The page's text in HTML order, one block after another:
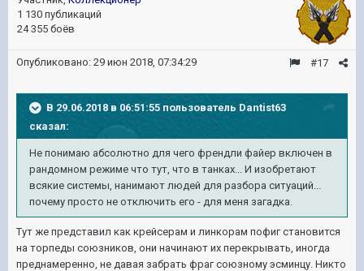
1 130 публикаций
24 355 боёв
#17
Опубликовано: 29 июн 2018, 07:34:29
В 29.06.2018 в 06:51:55 пользователь Dantist63
сказал:
Не понимаю абсолютно для чего френдли файер включен в
рандомном режиме что тут, что в танках... И изобретают
всякие системы, нанимают людей для разбора ситуаций...
почему просто не отключить его - для меня загадка.
Тут же представил как крейсерам и линкорам пофиг становится
на торпеды союзников, они начинают их перекрывать, иногда
преднамеренно, не давая забрать фраг союзному эсминцу. Никто